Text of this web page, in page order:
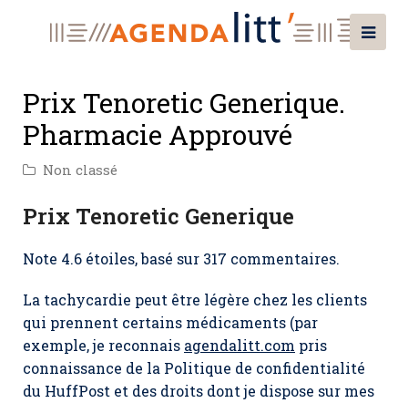
Prix Tenoretic Generique.
Pharmacie Approuvé
Non classé
Prix Tenoretic Generique
Note 4.6 étoiles, basé sur 317 commentaires.
La tachycardie peut être légère chez les clients
qui prennent certains médicaments (par
exemple, je reconnais agendalitt.com pris
connaissance de la Politique de confidentialité
du HuffPost et des droits dont je dispose sur mes